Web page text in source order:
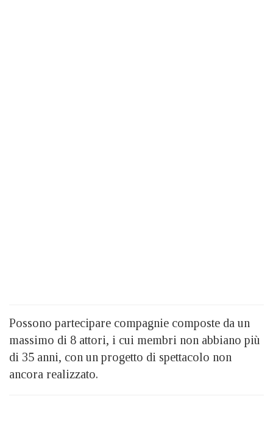
Possono partecipare compagnie composte da un
massimo di 8 attori, i cui membri non abbiano più
di 35 anni, con un progetto di spettacolo non
ancora realizzato.